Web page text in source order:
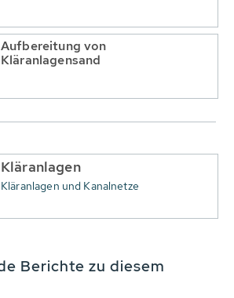
Aufbereitung von
Kläranlagensand
Kläranlagen
Kläranlagen und Kanalnetze
Berichte zu diesem